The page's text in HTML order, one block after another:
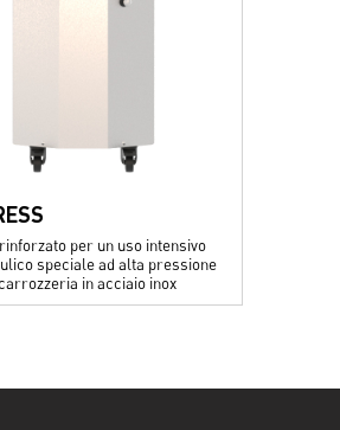
per un uso intensivo
speciale ad alta pressione
in acciaio inox